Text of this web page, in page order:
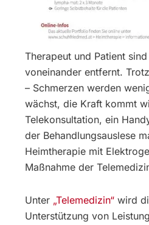
Therapeut und Patient
voneinander entfernt.
– Schmerzen werden
wächst, die Kraft kommt
Telekonsultation, ein
der Behandlungsauslese
Heimtherapie mit
Maßnahme der
Unter „Telemedizin“wird
Unterstützung von